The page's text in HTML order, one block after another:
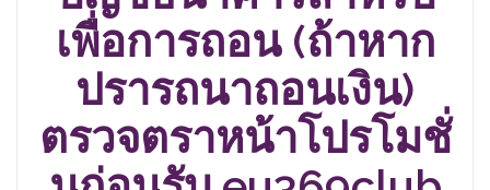
เพื่อการถอน (ถ้าหาก
ปรารถนาถอนเงิน)
ตรวจตราหน้าโปรโมชั่